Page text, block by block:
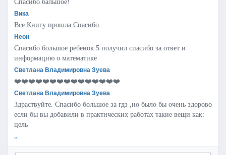
Спасибо бальшое!
Вика
Все.Книгу прошла.Спасибо.
Неон
Спасибо большое ребенок 5 получил спасибо за ответ и
информацию о математике
Светлана Владимировна Зуева
❤️❤️❤️❤️❤️❤️❤️❤️❤️❤️❤️❤️❤️❤️❤️
Светлана Владимировна Зуева
Здраствуйте. Спасибо большое за гдз ,но было бы очень здорово
если бы вы добавили в практических работах такие вещи как:
цель
..